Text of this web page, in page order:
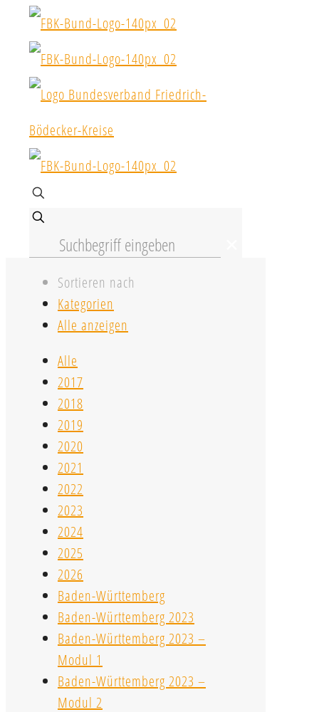
Sortieren nach
Kategorien
Alle anzeigen
Alle
2017
2018
2019
2020
2021
2022
2023
2024
2025
2026
Baden-Württemberg
Baden-Württemberg 2023
Baden-Württemberg 2023 –
Modul 1
Baden-Württemberg 2023 –
Modul 2